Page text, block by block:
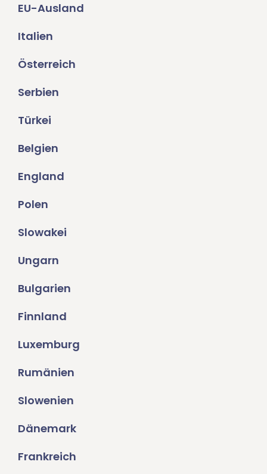
EU-Ausland
Italien
Österreich
Serbien
Türkei
Belgien
England
Polen
Slowakei
Ungarn
Bulgarien
Finnland
Luxemburg
Rumänien
Slowenien
Dänemark
Frankreich